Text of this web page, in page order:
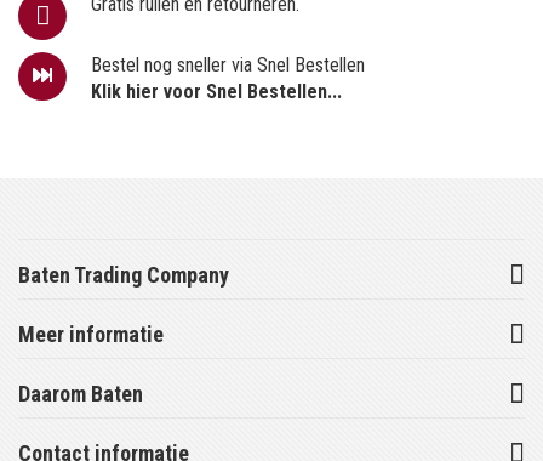
Bestel nog sneller via Snel Bestellen
Klik hier voor Snel Bestellen...
Baten Trading Company
Meer informatie
Daarom Baten
Contact informatie